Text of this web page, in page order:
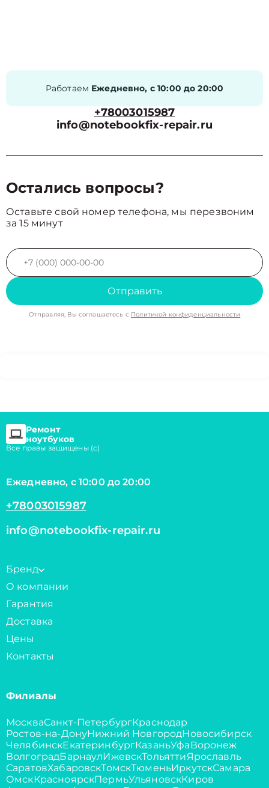
Работаем Ежедневно, с 10:00 до 20:00
+78003015987
info@notebookfix-repair.ru
Остались вопросы?
Оставьте свой номер телефона, мы перезвоним
за 15 минут
Отправить
Отправляя, Вы соглашаетесь с Политикой конфиденциальности
Ремонт
ноутбуков
Все правы защищены (с)
Ежедневно, с 10:00 до 20:00
+78003015987
info@notebookfix-repair.ru
Бренд
О компании
Гарантия
Доставка
Цены
Контакты
Филиалы
МоскваСанкт-ПетербургКраснодар
Ростов-на-ДонуНижний НовгородНовосибирск
ЧелябинскЕкатеринбургКазаньУфаВоронеж
ВолгоградБарнаулИжевскТольяттиЯрославль
СаратовХабаровскТомскТюменьИркутскСамара
ОмскКрасноярскПермьУльяновскКиров